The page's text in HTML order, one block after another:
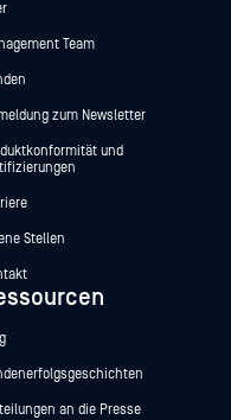
Team
zum Newsletter
und
Stellen
an die Presse